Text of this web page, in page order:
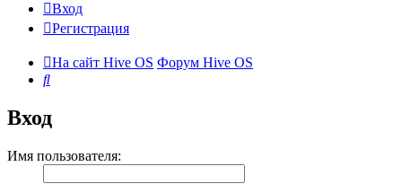
Вход
Регистрация
На сайт Hive OS Форум Hive OS
Поиск
Вход
Имя пользователя: